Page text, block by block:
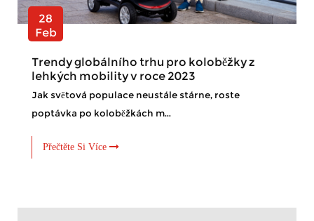
28
Feb
Trendy globálního trhu pro koloběžky z
lehkých mobility v roce 2023
Jak světová populace neustále stárne, roste
poptávka po koloběžkách m...
Přečtěte Si Více